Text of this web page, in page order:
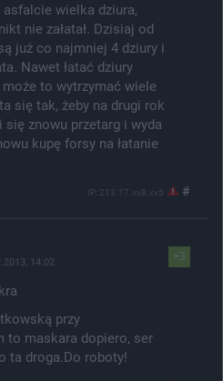
asfalcie wielka dziura,
nie załatał. Dzisiaj od
już co najmniej 4 dziury i
Nawet łatać dziury
to wytrzymać wiele
się tak, żeby na drugi rok
się znowu przetarg i wyda
kupę forsy na łatanie
IP: 213.17.xx8.xx5 #
+3
14:02
przy
to maskara dopiero, ser
ta droga.Do roboty!